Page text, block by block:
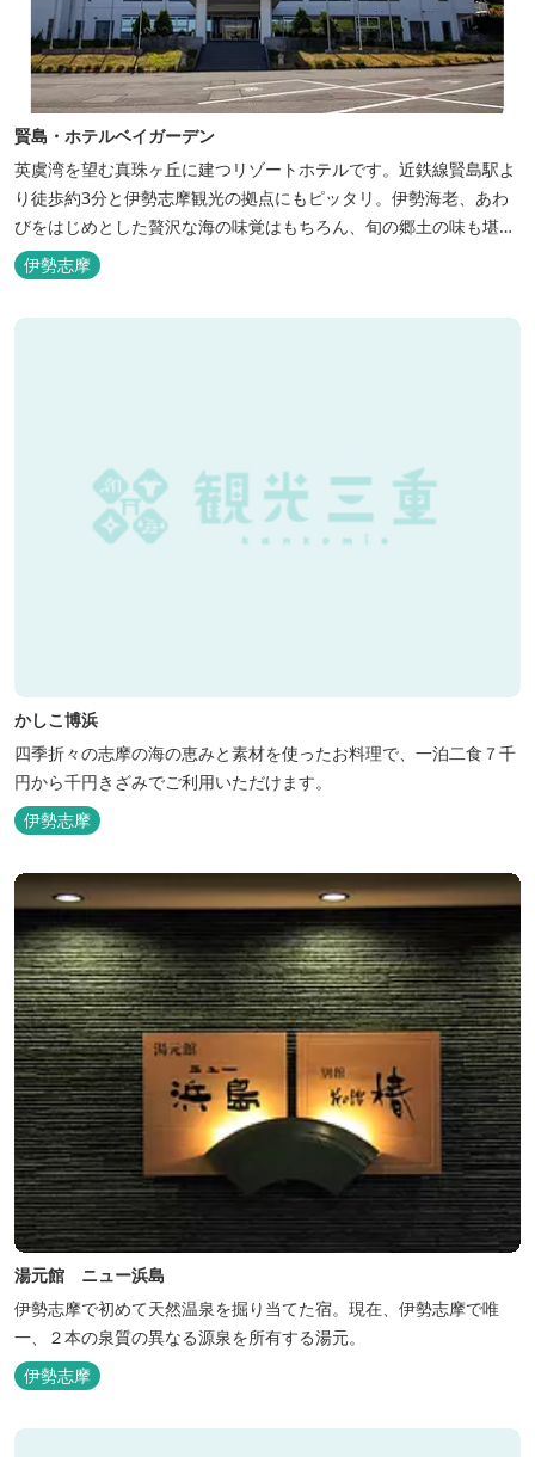
賢島・ホテルベイガーデン
英虞湾を望む真珠ヶ丘に建つリゾートホテルです。近鉄線賢島駅よ
り徒歩約3分と伊勢志摩観光の拠点にもピッタリ。伊勢海老、あわ
びをはじめとした贅沢な海の味覚はもちろん、旬の郷土の味も堪能
できます。
伊勢志摩
かしこ博浜
四季折々の志摩の海の恵みと素材を使ったお料理で、一泊二食７千
円から千円きざみでご利用いただけます。
伊勢志摩
湯元館 ニュー浜島
伊勢志摩で初めて天然温泉を掘り当てた宿。現在、伊勢志摩で唯
一、２本の泉質の異なる源泉を所有する湯元。
伊勢志摩